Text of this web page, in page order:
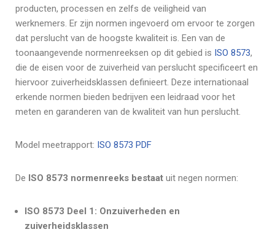
producten, processen en zelfs de veiligheid van
werknemers. Er zijn normen ingevoerd om ervoor te zorgen
dat perslucht van de hoogste kwaliteit is. Een van de
toonaangevende normenreeksen op dit gebied is ISO 8573,
die de eisen voor de zuiverheid van perslucht specificeert en
hiervoor zuiverheidsklassen definieert. Deze internationaal
erkende normen bieden bedrijven een leidraad voor het
meten en garanderen van de kwaliteit van hun perslucht.
Model meetrapport: ISO 8573 PDF
De ISO 8573 normenreeks bestaat uit negen normen:
ISO 8573 Deel 1: Onzuiverheden en
zuiverheidsklassen